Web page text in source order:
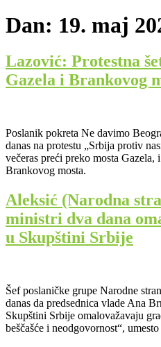
Dan: 19. maj
Lazović: Protestna
Gazela i Brankovog
Poslanik pokreta Ne davimo
danas na protestu „Srbija protiv
večeras preći preko mosta
Brankovog mosta.
Aleksić (Narodna
ministri dva dana
u Skupštini Srbije
Šef poslaničke grupe Narodne
danas da predsednica vlade Ana
Skupštini Srbije omalovažavaju
beščašće i neodgovornost“,